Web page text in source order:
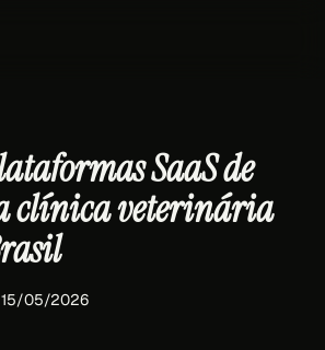
SaaS de
clínica veterinária
15/05/2026